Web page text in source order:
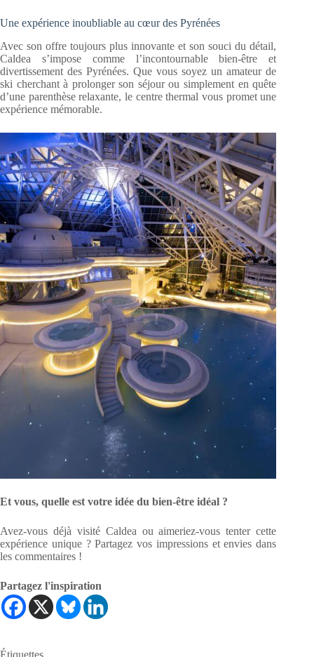
Une expérience inoubliable au cœur des Pyrénées
Avec son offre toujours plus innovante et son souci du détail,
Caldea s’impose comme l’incontournable bien-être et
divertissement des Pyrénées. Que vous soyez un amateur de
ski cherchant à prolonger son séjour ou simplement en quête
d’une parenthèse relaxante, le centre thermal vous promet une
expérience mémorable.
Et vous, quelle est votre idée du bien-être idéal ?
Avez-vous déjà visité Caldea ou aimeriez-vous tenter cette
expérience unique ? Partagez vos impressions et envies dans
les commentaires !
Partagez l'inspiration
Étiquettes